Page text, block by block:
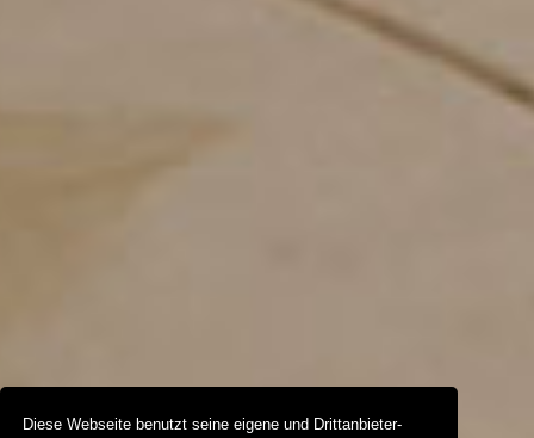
Diese Webseite benutzt seine eigene und Drittanbieter-